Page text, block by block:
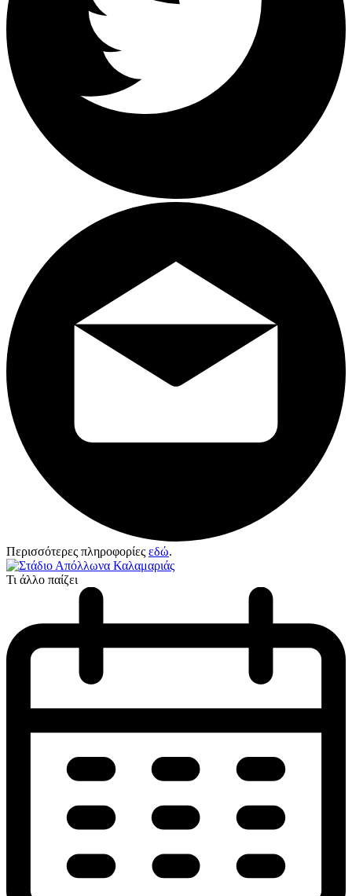
Περισσότερες πληροφορίες εδώ.
Τι άλλο παίζει